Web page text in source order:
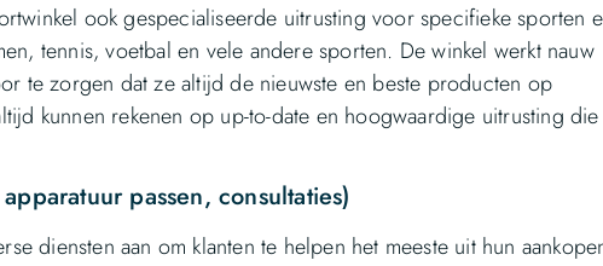
ook gespecialiseerde uitrusting voor specifieke sporten
tennis, voetbal en vele andere sporten. De winkel werkt nauw
te zorgen dat ze altijd de nieuwste en beste producten op
kunnen rekenen op up-to-date en hoogwaardige uitrusting die
passen, consultaties)
diensten aan om klanten te helpen het meeste uit hun